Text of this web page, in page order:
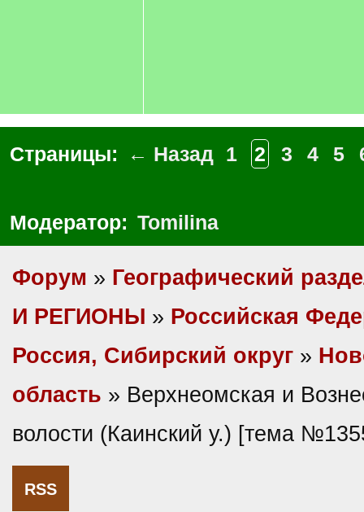
Страницы: ← Назад 1 2 3 4 5
Модератор: Tomilina
Форум » Географический
И РЕГИОНЫ » Российская
Россия, Сибирский округ »
область » Верхнеомская и
волости (Каинский у.) [тема
RSS